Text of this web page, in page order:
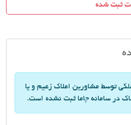
ثبت شده
توسط مشاورین املاک زعیم و یا
در سامانه جاما ثبت نشده است.